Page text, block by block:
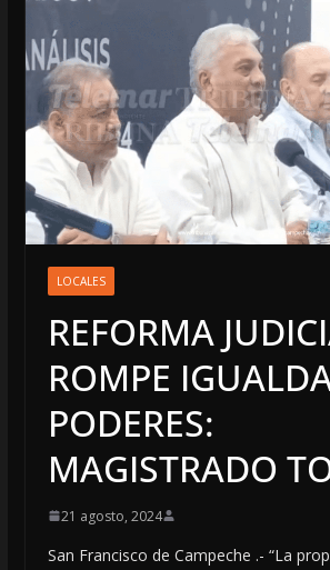
LOCALES
REFORMA
ROMPE
PODERES:
MAGISTRADO
21 agosto, 2024
San Francisco de Campeche .- “La